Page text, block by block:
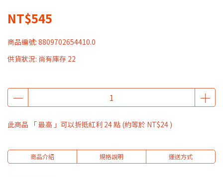
NT$545
商品編號: 8809702654410.0
供貨狀況: 尚有庫存 22
此商品 「 最高 」可以折抵紅利 24點 (約等於 NT$24 )
商品介紹 規格說明 運送方式